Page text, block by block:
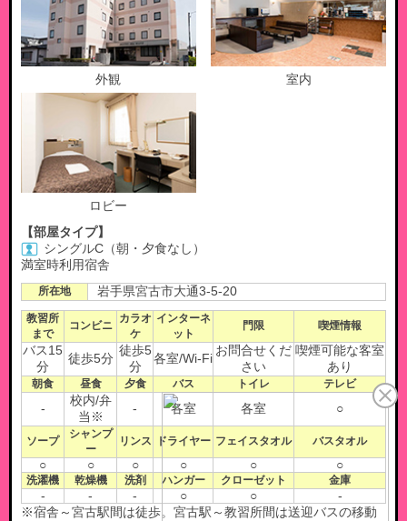
外観 室内
ロビー
【部屋タイプ】
シングルC（朝・夕食なし）
満室時利用宿舎
所在地 岩手県宮古市大通3-5-20
教習所
まで
コンビニ
カラオ
ケ
インターネ
ット
門限 喫煙情報
バス15
分
徒歩5分
徒歩5
分
各室/Wi-Fi
お問合せくだ
さい
喫煙可能な客室
あり
朝食 昼食 夕食 バス トイレ テレビ
-
校内/弁
当※
- 各室 各室 ○
ソープ
シャンプ
ー
リンス ドライヤー フェイスタオル バスタオル
○ ○ ○ ○ ○ ○
洗濯機 乾燥機 洗剤 ハンガー クローゼット 金庫
- - - ○ ○
-
※宿舎～宮古駅間は徒歩。宮古駅～教習所間は送迎バスの移動